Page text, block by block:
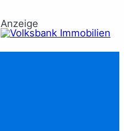
Anzeige